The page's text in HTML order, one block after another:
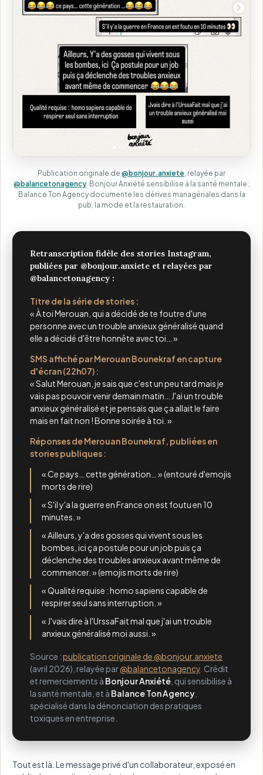
Publication originale de @bonjour.anxiete , relayée par
@balancetonagency. Bonjour Anxiété sensibilise à la santé mentale ;
Balance Ton Agency documente les dérives managériales dans la
pub, la mode et la restauration.
Retranscription fidèle des stories Instagram,
publiées par @bonjour.anxiete et relayées par
@balancetonagency :
Titre de la série de stories :
« À toi Merouan, qui a décidé de te foutre d'une
personne avec un trouble anxieux généralisé quand
elle a décidé d'être honnête avec toi… »
SMS affiché par Merouan Bounekraf en capture
d'écran (22h07) :
« Salut Merouan, je sais que c'est un peu tard mais je
vais pas pouvoir venir demain matin… J'ai un trouble
anxieux généralisé et je pensais que ça allait le faire
mais en fait non ! Bonne soirée à toi. »
Réponses de Merouan Bounekraf, publiées en
stories publiques :
« Ce pays… cette génération… » (entouré d'emojis
morts de rire)
« S'il y'a la guerre en France on est foutu en 10
minutes. »
« Ailleurs, y'a des gosses qui vivent sous les
bombes, ici ça postule pour un job puis ça
déclenche des troubles anxieux avant même de
commencer. » (emojis morts de rire)
« Qualité requise : homo sapiens capable de
respirer seul sans interruption. »
« J'vais dire à l'UrssaFait mal que j'ai un trouble
anxieux généralisé moi aussi. »
Source :publication originale de @bonjour.anxiete
(avril 2026), relayée par@balancetonagency . Crédit
et remerciements à Bonjour Anxiété , qui sensibilise à
la santé mentale, et à Balance Ton Agency
spécialisé dans la dénonciation des pratiques
toxiques en entreprise.
Tout est là. Le message privé d'un collaborateur, exposé en